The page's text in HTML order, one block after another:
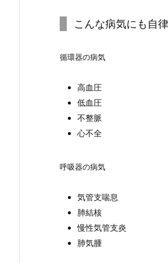
こんな病気にも自
循環器の病気
高血圧
低血圧
不整脈
心不全
呼吸器の病気
気管支喘息
肺結核
慢性気管支炎
肺気腫